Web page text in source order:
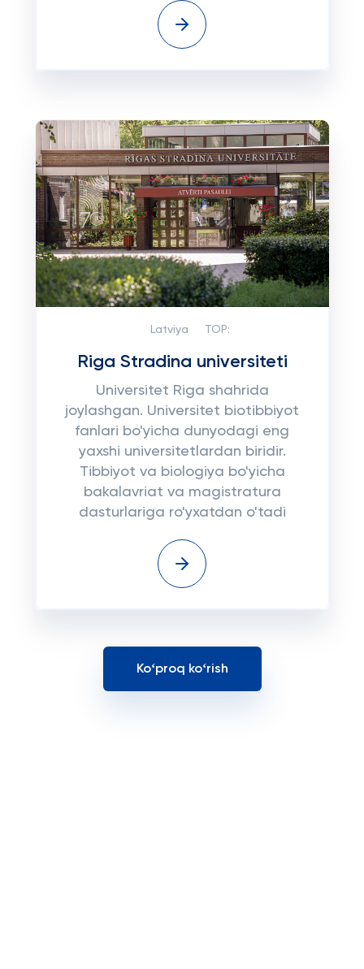
Latviya TOP:
Riga Stradina universiteti
Universitet Riga shahrida
joylashgan. Universitet biotibbiyot
fanlari bo'yicha dunyodagi eng
yaxshi universitetlardan biridir.
Tibbiyot va biologiya bo'yicha
bakalavriat va magistratura
dasturlariga ro'yxatdan o'tadi
Koʻproq koʻrish